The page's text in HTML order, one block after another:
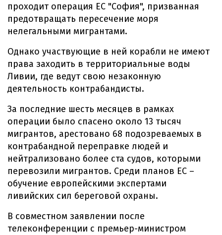
проходит операция ЕС "София", призванная
предотвращать пересечение моря
нелегальными мигрантами.
Однако участвующие в ней корабли не имеют
права заходить в территориальные воды
Ливии, где ведут свою незаконную
деятельность контрабандисты.
За последние шесть месяцев в рамках
операции было спасено около 13 тысяч
мигрантов, арестовано 68 подозреваемых в
контрабандной переправке людей и
нейтрализовано более ста судов, которыми
перевозили мигрантов. Среди планов ЕС –
обучение европейскими экспертами
ливийских сил береговой охраны.
В совместном заявлении после
телеконференции с премьер-министром